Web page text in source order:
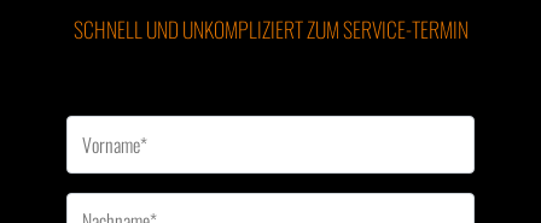
SCHNELL UND UNKOMPLIZIERT ZUM SERVICE-TERMIN